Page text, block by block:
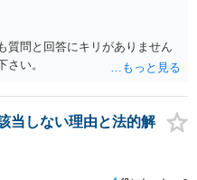
ら，実現は困難だと思います。
甘受しなければならないかもし
質問と回答にキリがありません
い。
当しない理由と法的解